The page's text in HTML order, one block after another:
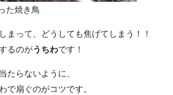
た焼き鳥
まって、どうしても焦げてしまう！！
るのがうちわです！
たらないように、
で扇ぐのがコツです。